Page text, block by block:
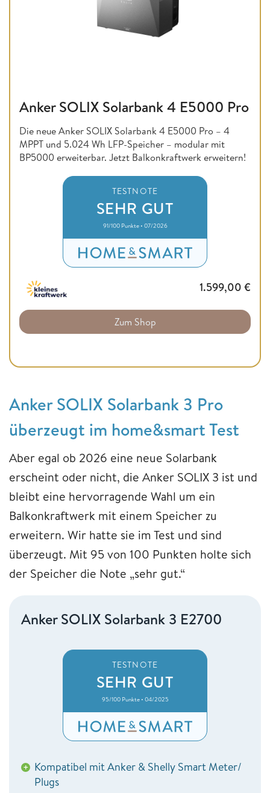
Anker SOLIX Solarbank 4 E5000 Pro
Die neue Anker SOLIX Solarbank 4 E5000 Pro – 4
MPPT und 5.024 Wh LFP-Speicher – modular mit
BP5000 erweiterbar. Jetzt Balkonkraftwerk erweitern!
TESTNOTE
SEHR GUT
91/100 Punkte • 07/2026
1.599,00 €
Zum Shop
Anker SOLIX Solarbank 3 Pro
überzeugt im home&smart Test
Aber egal ob 2026 eine neue Solarbank
erscheint oder nicht, die Anker SOLIX 3 ist und
bleibt eine hervorragende Wahl um ein
Balkonkraftwerk mit einem Speicher zu
erweitern. Wir hatte sie im Test und sind
überzeugt. Mit 95 von 100 Punkten holte sich
der Speicher die Note „sehr gut.“
Anker SOLIX Solarbank 3 E2700
TESTNOTE
SEHR GUT
95/100 Punkte • 04/2025
+ Kompatibel mit Anker & Shelly Smart Meter/
Plugs